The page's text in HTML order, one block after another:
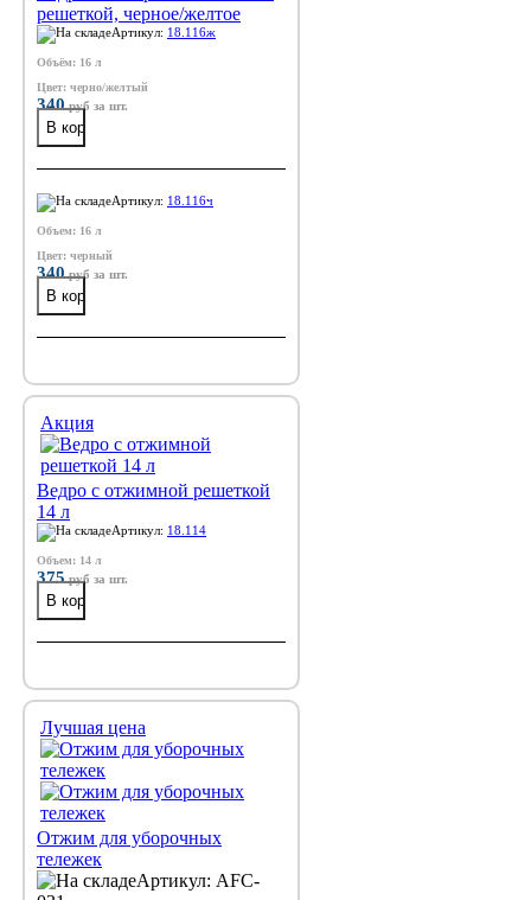
решеткой, черное/желтое
Артикул: 18.116ж
Объём: 16 л
Цвет: черно/желтый
340руб за шт.
Артикул: 18.116ч
Объем: 16 л
Цвет: черный
340руб за шт.
Акция
Ведро с отжимной решеткой
14 л
Артикул: 18.114
Объем: 14 л
375руб за шт.
Лучшая цена
Отжим для уборочных
тележек
Артикул: AFC-